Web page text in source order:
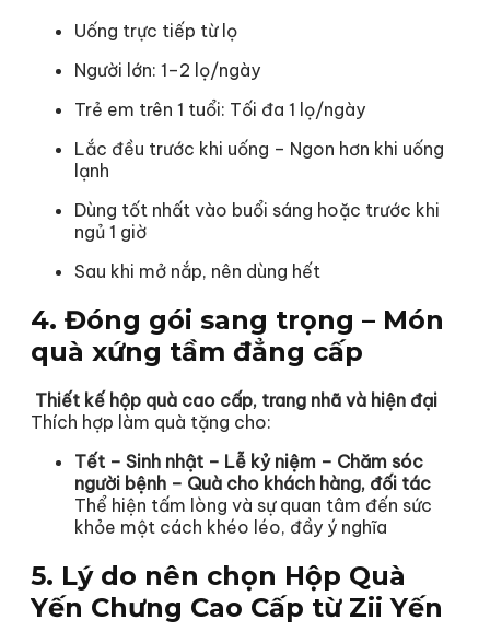
Uống trực tiếp từ lọ
Người lớn: 1–2 lọ/ngày
Trẻ em trên 1 tuổi: Tối đa 1 lọ/ngày
Lắc đều trước khi uống – Ngon hơn khi uống
lạnh
Dùng tốt nhất vào buổi sáng hoặc trước khi
ngủ 1 giờ
Sau khi mở nắp, nên dùng hết
4. Đóng gói sang trọng – Món
quà xứng tầm đẳng cấp
Thiết kế hộp quà cao cấp, trang nhã và hiện đại
Thích hợp làm quà tặng cho:
Tết – Sinh nhật – Lễ kỷ niệm – Chăm sóc
người bệnh – Quà cho khách hàng, đối tác
Thể hiện tấm lòng và sự quan tâm đến sức
khỏe một cách khéo léo, đầy ý nghĩa
5. Lý do nên chọn Hộp Quà
Yến Chưng Cao Cấp từ Zii Yến